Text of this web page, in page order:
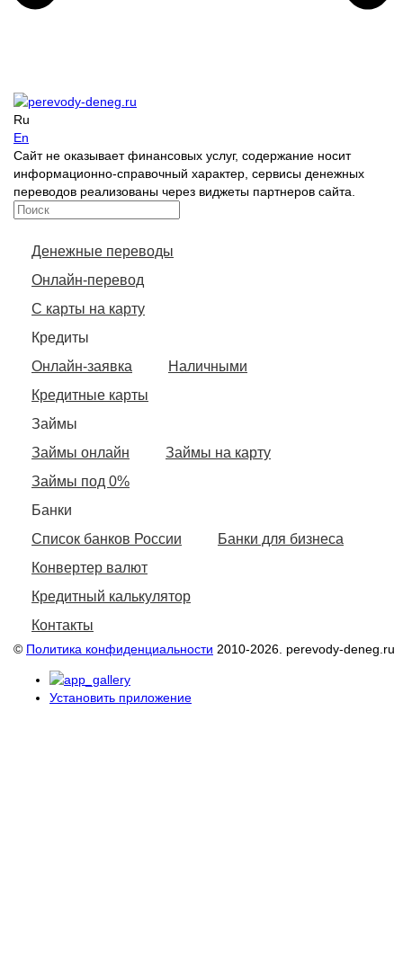
Ru
En
Сайт не оказывает финансовых услуг, содержание носит
информационно-справочный характер, сервисы денежных
переводов реализованы через виджеты партнеров сайта.
Денежные переводы
Онлайн-перевод
С карты на карту
Кредиты
Онлайн-заявка
Наличными
Кредитные карты
Займы
Займы онлайн
Займы на карту
Займы под 0%
Банки
Список банков России
Банки для бизнеса
Конвертер валют
Кредитный калькулятор
Контакты
© Политика конфиденциальности 2010-2026. perevody-deneg.ru
Установить приложение